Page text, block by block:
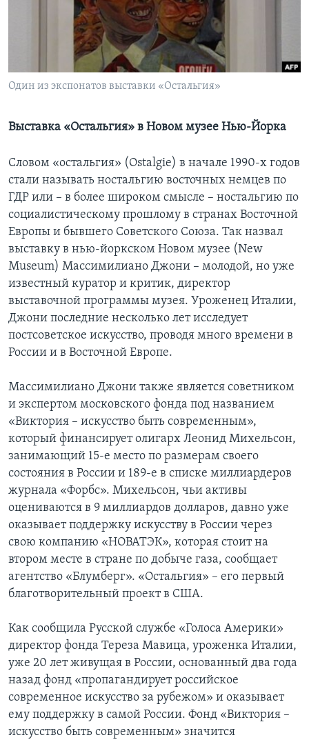
Learning English
СОЦИАЛЬНЫЕ СЕТИ
Языки
Один из экспонатов выставки «Остальгия»
Выставка «Остальгия» в Новом музее Нью-Йорка
Словом «остальгия» (Ostalgie) в начале 1990-х годов
стали называть ностальгию восточных немцев по
ГДР или – в более широком смысле – ностальгию по
социалистическому прошлому в странах Восточной
Европы и бывшего Советского Союза. Так назвал
выставку в нью-йоркском Новом музее (New
Museum) Массимилиано Джони – молодой, но уже
известный куратор и критик, директор
выставочной программы музея. Уроженец Италии,
Джони последние несколько лет исследует
постсоветское искусство, проводя много времени в
России и в Восточной Европе.
Массимилиано Джони также является советником
и экспертом московского фонда под названием
«Виктория – искусство быть современным»,
который финансирует олигарх Леонид Михельсон,
занимающий 15-е место по размерам своего
состояния в России и 189-е в списке миллиардеров
журнала «Форбс». Михельсон, чьи активы
оцениваются в 9 миллиардов долларов, давно уже
оказывает поддержку искусству в России через
свою компанию «НОВАТЭК», которая стоит на
втором месте в стране по добыче газа, сообщает
агентство «Блумберг». «Остальгия» – его первый
благотворительный проект в США.
Как сообщила Русской службе «Голоса Америки»
директор фонда Тереза Мавица, уроженка Италии,
уже 20 лет живущая в России, основанный два года
назад фонд «пропагандирует российское
современное искусство за рубежом» и оказывает
ему поддержку в самой России. Фонд «Виктория –
искусство быть современным» значится